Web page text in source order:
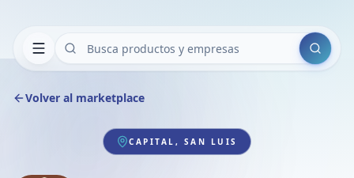
Buscar
Volver al marketplace
CAPITAL, SAN LUIS